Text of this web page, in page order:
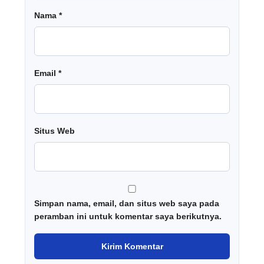
Nama *
Email *
Situs Web
Simpan nama, email, dan situs web saya pada
peramban ini untuk komentar saya berikutnya.